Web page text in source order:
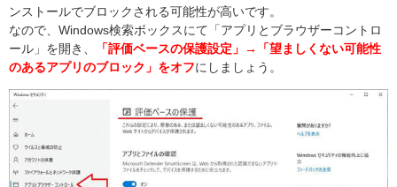
ンストールでブロックされる可能性が高いです。
なので、Windows検索ボックスにて「アプリとブラウザーコントロ
ール」を開き、
「評価ベースの保護設定」→「望ましくない可能性
のあるアプリのブロック」をオフにしましょう。